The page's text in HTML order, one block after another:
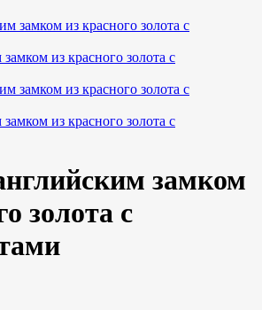
из красного золота с
из красного золота с
замком
золота с